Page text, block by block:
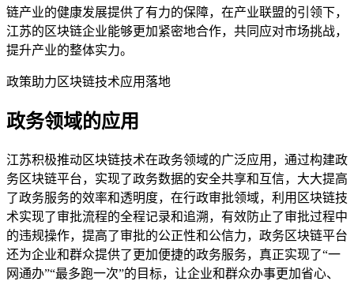
链产业的健康发展提供了有力的保障，在产业联盟的引领下，
江苏的区块链企业能够更加紧密地合作，共同应对市场挑战，
提升产业的整体实力。
政策助力区块链技术应用落地
政务领域的应用
江苏积极推动区块链技术在政务领域的广泛应用，通过构建政
务区块链平台，实现了政务数据的安全共享和互信，大大提高
了政务服务的效率和透明度，在行政审批领域，利用区块链技
术实现了审批流程的全程记录和追溯，有效防止了审批过程中
的违规操作，提高了审批的公正性和公信力，政务区块链平台
还为企业和群众提供了更加便捷的政务服务，真正实现了“一
网通办”“最多跑一次”的目标，让企业和群众办事更加省心、